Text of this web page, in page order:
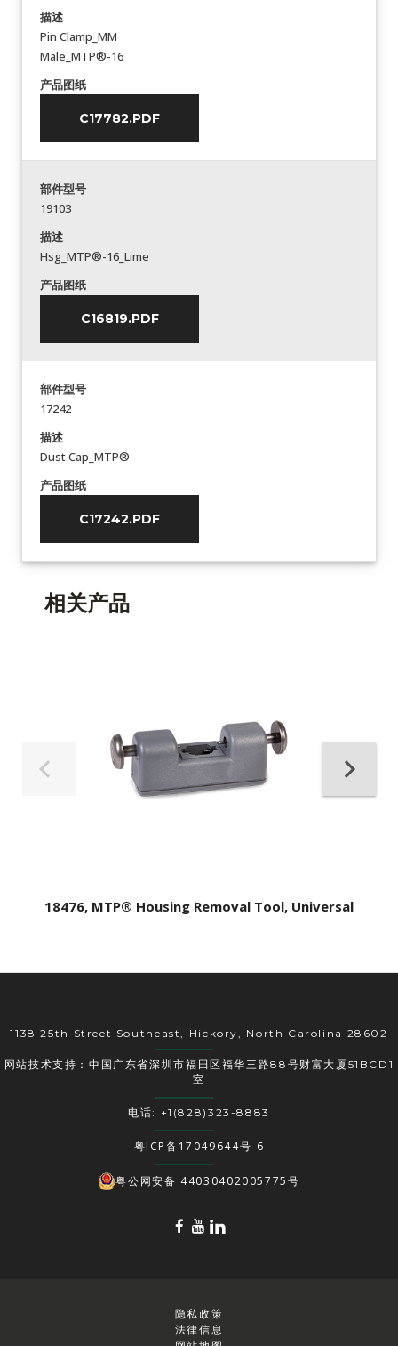
描述
Pin Clamp_MM
Male_MTP®-16
产品图纸
C17782.PDF
部件型号
19103
描述
Hsg_MTP®-16_Lime
产品图纸
C16819.PDF
部件型号
17242
描述
Dust Cap_MTP®
产品图纸
C17242.PDF
相关产品
18476, MTP® Housing Removal Tool, Universal
1138 25th Street Southeast, Hickory, North Carolina 28602
网站技术支持：中国广东省深圳市福田区福华三路88号财富大厦51BCD1
室
电话: +1(828)323-8883
粤ICP备17049644号-6
粤公网安备 44030402005775号
隐私政策
法律信息